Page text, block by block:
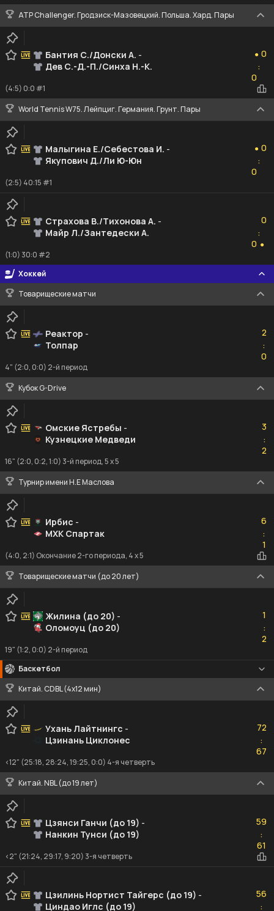
ATP Challenger. Гродзиск-Мазовецкий. Польша. Хард. Пары
Бантия С./Донски А. -
Дев С.-Д.-П./Синха Н.-К.
● 0
:
0
(4:5) 0:0 #1
World Tennis W75. Лейпциг. Германия. Грунт. Пары
Малыгина Е./Себестова И. -
Якупович Д./Ли Ю-Юн
● 0
:
0
(2:5) 40:15 #1
Страхова В./Тихонова А. -
Майр Л./Зантедески А.
0
:
0 ●
(1:0) 30:0 #2
Хоккей
Товарищеские матчи
Реактор -
Толпар
2
:0
0
4" (2:0, 0:0) 2-й период
Кубок G-Drive
Омские Ястребы -
Кузнецкие Медведи
3
:2
2
16" (2:0, 0:2, 1:0) 3-й период, 5 x 5
Турнир имени Н.Е Маслова
Ирбис -
МХК Спартак
6
:1
1
(4:0, 2:1) Окончание 2-го периода, 4 x 5
Товарищеские матчи (до 20 лет)
Жилина (до 20) -
Оломоуц (до 20)
1
:2
2
19" (1:2, 0:0) 2-й период
Баскетбол
Китай. CDBL (4x12 мин)
Ухань Лайтнингc -
Цзинань Циклонес
72
:67
67
<12" (25:18, 28:24, 19:25, 0:0) 4-я четверть
Китай. NBL (до 19 лет)
Цзянси Ганчи (до 19) -
Нанкин Тунси (до 19)
59
:61
61
<2" (21:24, 29:17, 9:20) 3-я четверть
Цзилинь Нортист Тайгерс (до 19) -
Циндао Иглс (до 19)
56
:68